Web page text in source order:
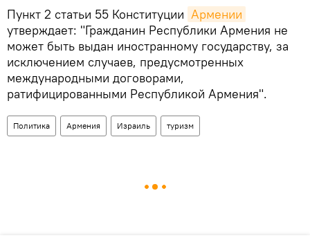
Пункт 2 статьи 55 Конституции Армении
утверждает: "Гражданин Республики Армения не
может быть выдан иностранному государству, за
исключением случаев, предусмотренных
международными договорами,
ратифицированными Республикой Армения".
Политика Армения Израиль туризм